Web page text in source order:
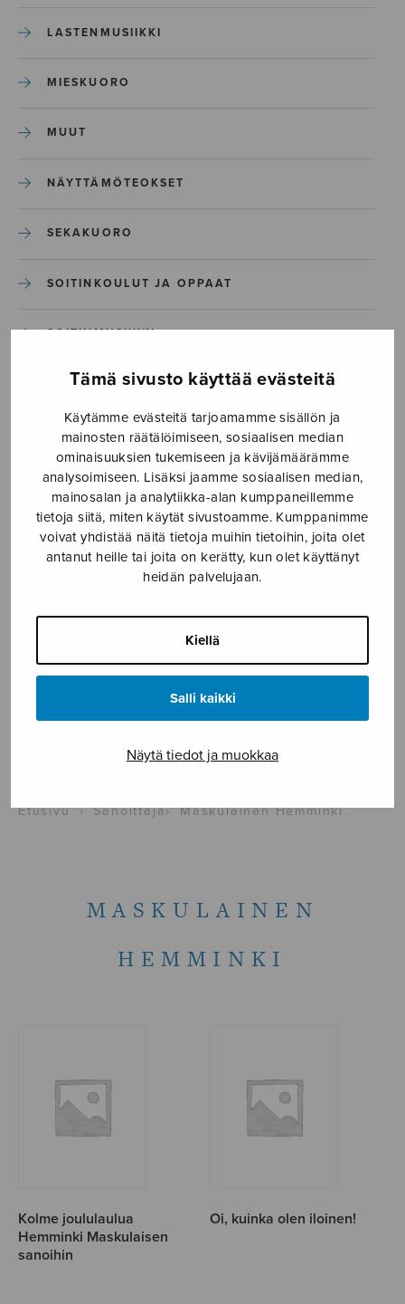
Tämä sivusto käyttää evästeitä
Käytämme evästeitä tarjoamamme sisällön ja
mainosten räätälöimiseen, sosiaalisen median
ominaisuuksien tukemiseen ja kävijämäärämme
analysoimiseen. Lisäksi jaamme sosiaalisen median,
mainosalan ja analytiikka-alan kumppaneillemme
tietoja siitä, miten käytät sivustoamme. Kumppanimme
voivat yhdistää näitä tietoja muihin tietoihin, joita olet
antanut heille tai joita on kerätty, kun olet käyttänyt
heidän palvelujaan.
Kiellä
Salli kaikki
Näytä tiedot ja muokkaa
LASTENMUSIIKKI
MIESKUORO
MUUT
NÄYTTÄMÖTEOKSET
SEKAKUORO
SOITINKOULUT JA OPPAAT
SOITINMUSIIKKI
YKSINLAULU
YLEINEN
Sulasol nuottikauppa
Myymälä avoinna
ma–pe klo 10–16 tai sopimuksen mukaan
00180 Helsinki
myynti@sulasol.fi
Etusivu › Sanoittaja› Maskulainen Hemminki
MASKULAINEN
HEMMINKI
Kolme joululaulua
Hemminki Maskulaisen
sanoihin
Oi, kuinka olen iloinen!